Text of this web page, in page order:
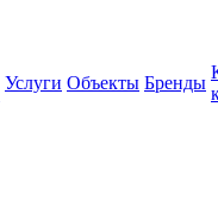
Услуги Объекты Бренды